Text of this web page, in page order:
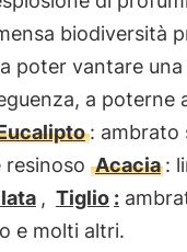
biodiversità
poter vantare
a poterne
: ambrato
Acacia :
, Tiglio :
e molti altri.